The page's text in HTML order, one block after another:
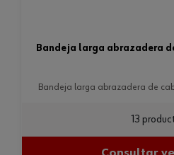
bandeja larga abrazadera
bandeja larga abrazadera de
13